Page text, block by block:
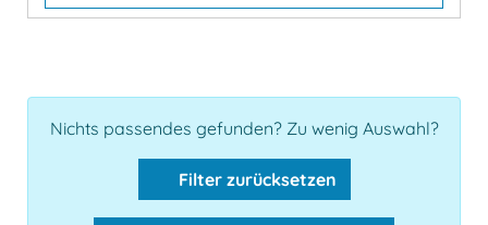
Nichts passendes gefunden? Zu wenig Auswahl?
Filter zurücksetzen